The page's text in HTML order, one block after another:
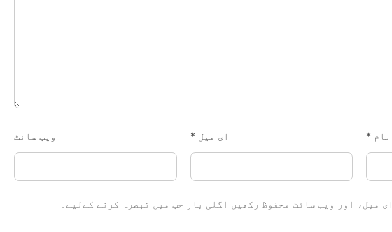
نام * ای میل * ویب‌ سائٹ
میل، اور ویب سائٹ محفوظ رکھیں اگلی بار جب میں تبصرہ کرنے کےلیے۔